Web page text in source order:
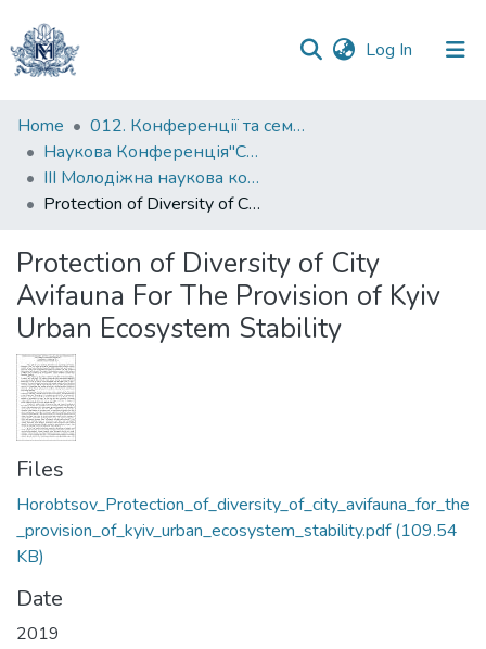
Log In (current)
Communities
&
Collections
Statistics
Home
012. Конференції та семінари НаУКМА
Наукова Конференція"Суспільство, довкілля та зміна клімату"
III Молодіжна наукова конференція "Суспільство, довкілля та зміна клімату" (2019)
Protection of Diversity of City Avifauna For The Provision of Kyiv Urban Ecosystem Stability
Protection of Diversity of City
Avifauna For The Provision of Kyiv
Urban Ecosystem Stability
Files
Horobtsov_Protection_of_diversity_of_city_avifauna_for_the
_provision_of_kyiv_urban_ecosystem_stability.pdf(109.54
KB)
Date
2019